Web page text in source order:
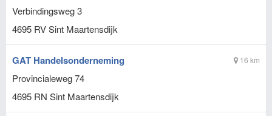
Verbindingsweg 3
4695 RVSint Maartensdijk
16 km
GAT Handelsonderneming
Provincialeweg 74
4695 RN Sint Maartensdijk